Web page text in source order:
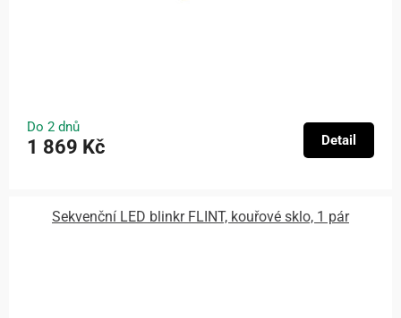
Do 2 dnů
1 869 Kč Detail
Sekvenční LED blinkr FLINT, kouřové sklo, 1 pár